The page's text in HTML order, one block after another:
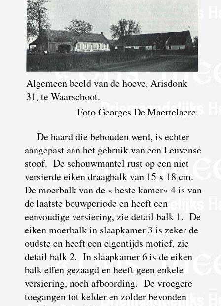
Algemeen beeld van de hoeve, Arisdonk
31, te Waarschoot.
Foto Georges De Maertelaere.
De haard die behouden werd, is echter
aangepast aan het gebruik van een Leuvense
stoof. De schouwmantel rust op een niet
versierde eiken draagbalk van 15 x 18 cm.
De moerbalk van de « beste kamer» 4 is van
de laatste bouwperiode en heeft een
eenvoudige versiering, zie detail balk 1. De
eiken moerbalk in slaapkamer 3 is zeker de
oudste en heeft een eigentijds motief, zie
detail balk 2. In slaapkamer 6 is de eiken
balk effen gezaagd en heeft geen enkele
versiering, noch afboording. De vroegere
toegangen tot kelder en zolder bevonden